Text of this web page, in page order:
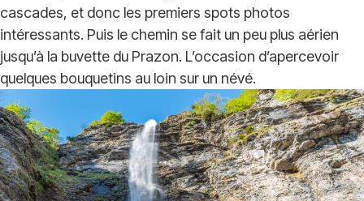
cascades, et donc les premiers spots photos
intéressants. Puis le chemin se fait un peu plus aérien
jusqu’à la buvette du Prazon. L’occasion d’apercevoir
quelques bouquetins au loin sur un névé.